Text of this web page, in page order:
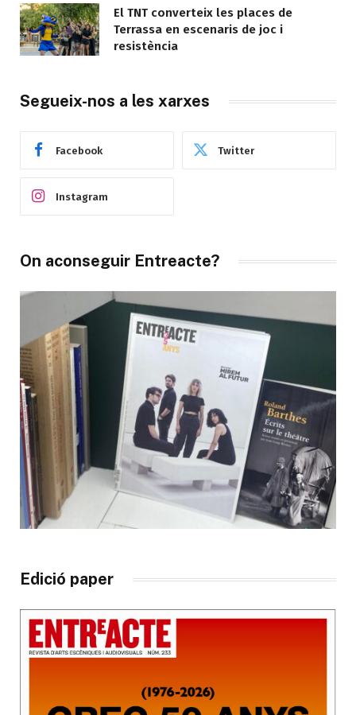
El TNT converteix les places de
Terrassa en escenaris de joc i
resistència
Segueix-nos a les xarxes
Facebook Twitter
Instagram
On aconseguir Entreacte?
Edició paper